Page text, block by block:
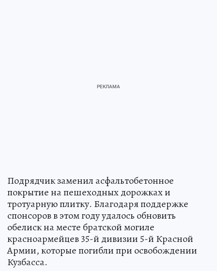
Подрядчик заменил асфальтобетонное
покрытие на пешеходных дорожках и
тротуарную плитку. Благодаря поддержке
спонсоров в этом году удалось обновить
обелиск на месте братской могиле
красноармейцев 35-й дивизии 5-й Красной
Армии, которые погибли при освобождении
Кузбасса.